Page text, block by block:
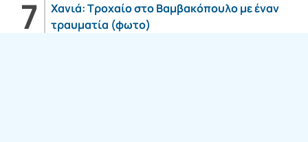
Χανιά: Τροχαίο στο Βαμβακόπουλο με έναν
τραυματία (φωτο)